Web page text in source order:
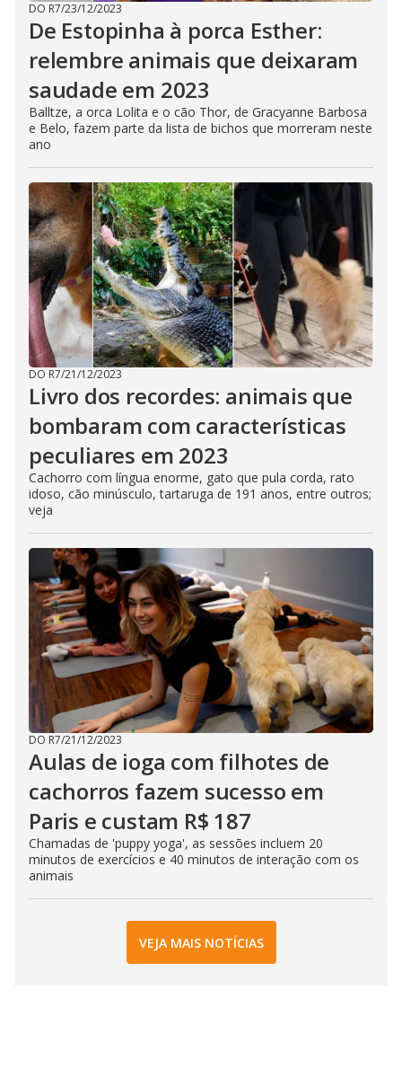
DO R7/23/12/2023
De Estopinha à porca Esther:
relembre animais que deixaram
saudade em 2023
Balltze, a orca Lolita e o cão Thor, de Gracyanne Barbosa
e Belo, fazem parte da lista de bichos que morreram neste
ano
DO R7/21/12/2023
Livro dos recordes: animais que
bombaram com características
peculiares em 2023
Cachorro com língua enorme, gato que pula corda, rato
idoso, cão minúsculo, tartaruga de 191 anos, entre outros;
veja
DO R7/21/12/2023
Aulas de ioga com filhotes de
cachorros fazem sucesso em
Paris e custam R$ 187
Chamadas de 'puppy yoga', as sessões incluem 20
minutos de exercícios e 40 minutos de interação com os
animais
VEJA MAIS NOTÍCIAS